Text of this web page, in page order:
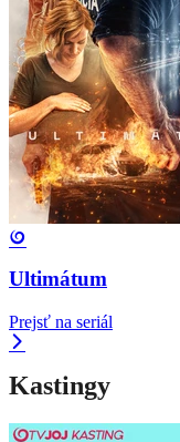
Ultimátum
Prejsť na seriál
Kastingy